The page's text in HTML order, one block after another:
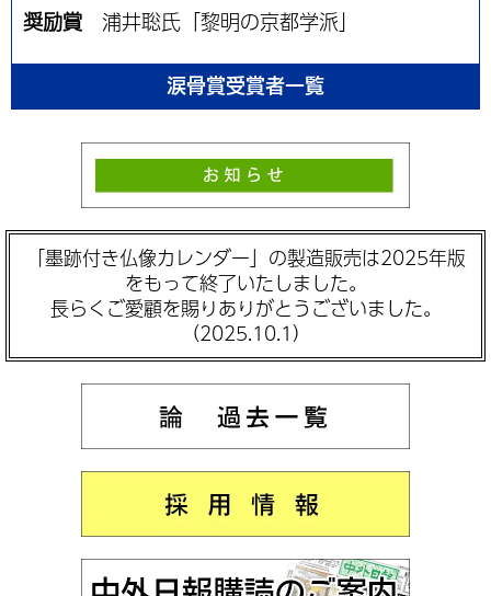
奨励賞 浦井聡氏「黎明の京都学派」
涙骨賞受賞者一覧
「墨跡付き仏像カレンダー」の製造販売は2025年版
をもって終了いたしました。
長らくご愛顧を賜りありがとうございました。
（2025.10.1）